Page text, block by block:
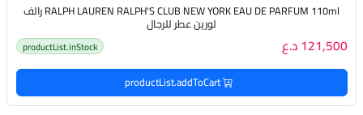
RALPH LAUREN RALPH'S CLUB NEW YORK EAU DE PARFUM 110ml رالف
لورين عطر للرجال
121,500 د.ع productList.inStock
productList.addToCart